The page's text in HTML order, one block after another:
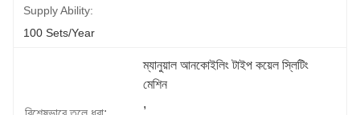
Supply Ability:
100 Sets/year
ম্যানুয়াল আনকোইলিং টাইপ কয়েল স্লিটিং
মেশিন
,